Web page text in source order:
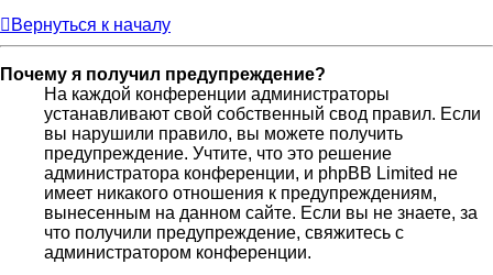
Вернуться к началу
Почему я получил предупреждение?
На каждой конференции администраторы
устанавливают свой собственный свод правил. Если
вы нарушили правило, вы можете получить
предупреждение. Учтите, что это решение
администратора конференции, и phpBB Limited не
имеет никакого отношения к предупреждениям,
вынесенным на данном сайте. Если вы не знаете, за
что получили предупреждение, свяжитесь с
администратором конференции.